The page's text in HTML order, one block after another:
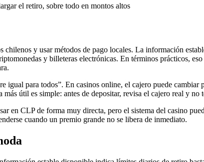
el retiro, sobre todo en montos altos
y usar métodos de pago locales. La información
y billeteras electrónicas. En términos prácticos,
igual para todos”. En casinos online, el cajero puede
útil es simple: antes de depositar, revisa el cajero real y
en CLP de forma muy directa, pero el sistema del casino
cuando un premio grande no se libera de inmediato.